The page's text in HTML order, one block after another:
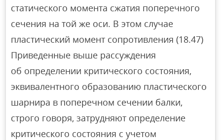
статического момента сжатия поперечного
сечения на той же оси. В этом случае
пластический момент сопротивления (18.47)
Приведенные выше рассуждения
об определении критического состояния,
эквивалентного образованию пластического
шарнира в поперечном сечении балки,
строго говоря, затрудняют определение
критического состояния с учетом